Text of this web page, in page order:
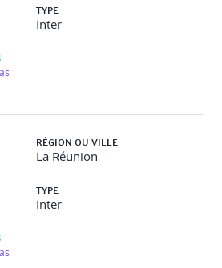
sur un cas fictif, construction
chiffrage des risques et
réduire, transférer,
documentation d’un plan de
risques résiduels et validation de
d’une communication avec les
revue périodique et amélioration
de plan de traitement, simulation
TYPE
Inter
RÉGION OU VILLE
La Réunion
TYPE
Inter